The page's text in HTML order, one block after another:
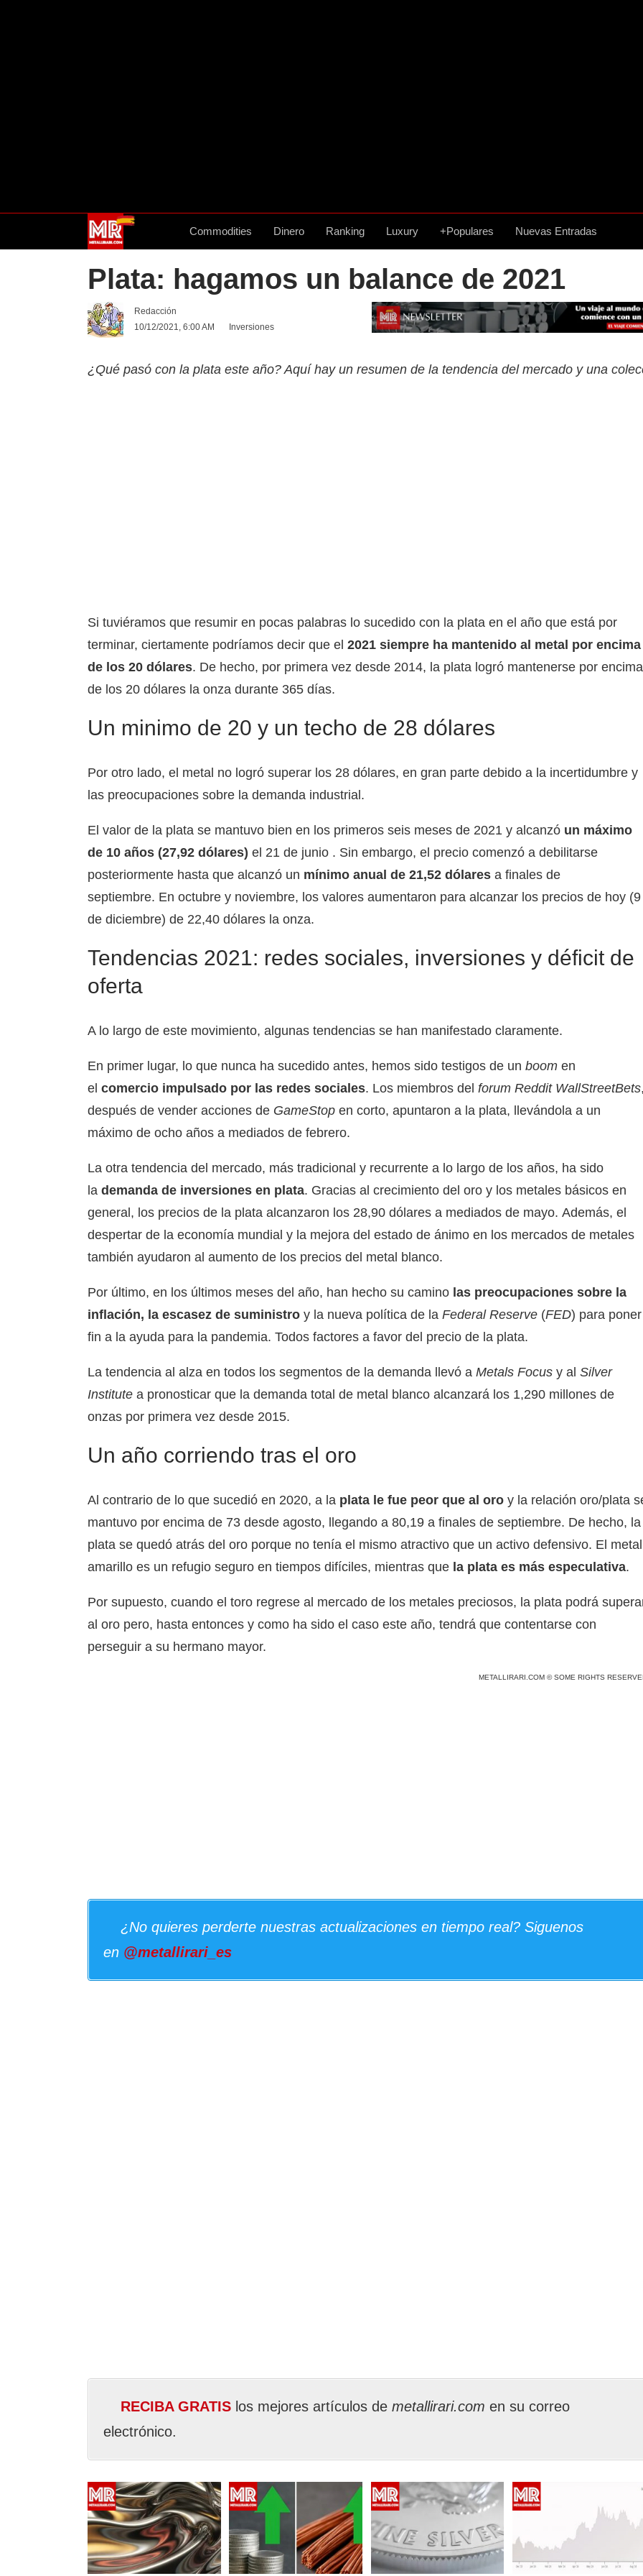
Commodities Dinero Ranking Luxury +Populares Nuevas Entradas
Plata: hagamos un balance de 2021
Redacción
10/12/2021, 6:00 AM
Inversiones
¿Qué pasó con la plata este año? Aquí hay un resumen de la tendencia del mercado y una
Si tuviéramos que resumir en pocas palabras lo sucedido con la plata en el año que está por
terminar, ciertamente podríamos decir que el 2021 siempre ha mantenido al metal por encima
de los 20 dólares. De hecho, por primera vez desde 2014, la plata logró mantenerse por encima
de los 20 dólares la onza durante 365 días.
Un minimo de 20 y un techo de 28 dólares
Por otro lado, el metal no logró superar los 28 dólares, en gran parte debido a la incertidumbre y
las preocupaciones sobre la demanda industrial.
El valor de la plata se mantuvo bien en los primeros seis meses de 2021 y alcanzó un máximo
de 10 años (27,92 dólares) el 21 de junio . Sin embargo, el precio comenzó a debilitarse
posteriormente hasta que alcanzó un mínimo anual de 21,52 dólares a finales de
septiembre. En octubre y noviembre, los valores aumentaron para alcanzar los precios de hoy (9
de diciembre) de 22,40 dólares la onza.
Tendencias 2021: redes sociales, inversiones y déficit de
oferta
A lo largo de este movimiento, algunas tendencias se han manifestado claramente.
En primer lugar, lo que nunca ha sucedido antes, hemos sido testigos de un boom en
el comercio impulsado por las redes sociales. Los miembros del forum Reddit WallStreetBets
después de vender acciones de GameStop en corto, apuntaron a la plata, llevándola a un
máximo de ocho años a mediados de febrero.
La otra tendencia del mercado, más tradicional y recurrente a lo largo de los años, ha sido
la demanda de inversiones en plata. Gracias al crecimiento del oro y los metales básicos en
general, los precios de la plata alcanzaron los 28,90 dólares a mediados de mayo. Además, el
despertar de la economía mundial y la mejora del estado de ánimo en los mercados de metales
también ayudaron al aumento de los precios del metal blanco.
Por último, en los últimos meses del año, han hecho su camino las preocupaciones sobre la
inflación, la escasez de suministro y la nueva política de la Federal Reserve (FED) para poner
fin a la ayuda para la pandemia. Todos factores a favor del precio de la plata.
La tendencia al alza en todos los segmentos de la demanda llevó a Metals Focus y al Silver
Institute a pronosticar que la demanda total de metal blanco alcanzará los 1,290 millones de
onzas por primera vez desde 2015.
Un año corriendo tras el oro
Al contrario de lo que sucedió en 2020, a la plata le fue peor que al oro y la relación oro/plata
mantuvo por encima de 73 desde agosto, llegando a 80,19 a finales de septiembre. De hecho, la
plata se quedó atrás del oro porque no tenía el mismo atractivo que un activo defensivo. El metal
amarillo es un refugio seguro en tiempos difíciles, mientras que la plata es más especulativa.
Por supuesto, cuando el toro regrese al mercado de los metales preciosos, la plata podrá
al oro pero, hasta entonces y como ha sido el caso este año, tendrá que contentarse con
perseguir a su hermano mayor.
METALLIRARI.COM © SOME RIGHTS
¿No quieres perderte nuestras actualizaciones en tiempo real? Siguenos
en @metallirari_es
RECIBA GRATIS los mejores artículos de metallirari.com en su correo
electrónico.